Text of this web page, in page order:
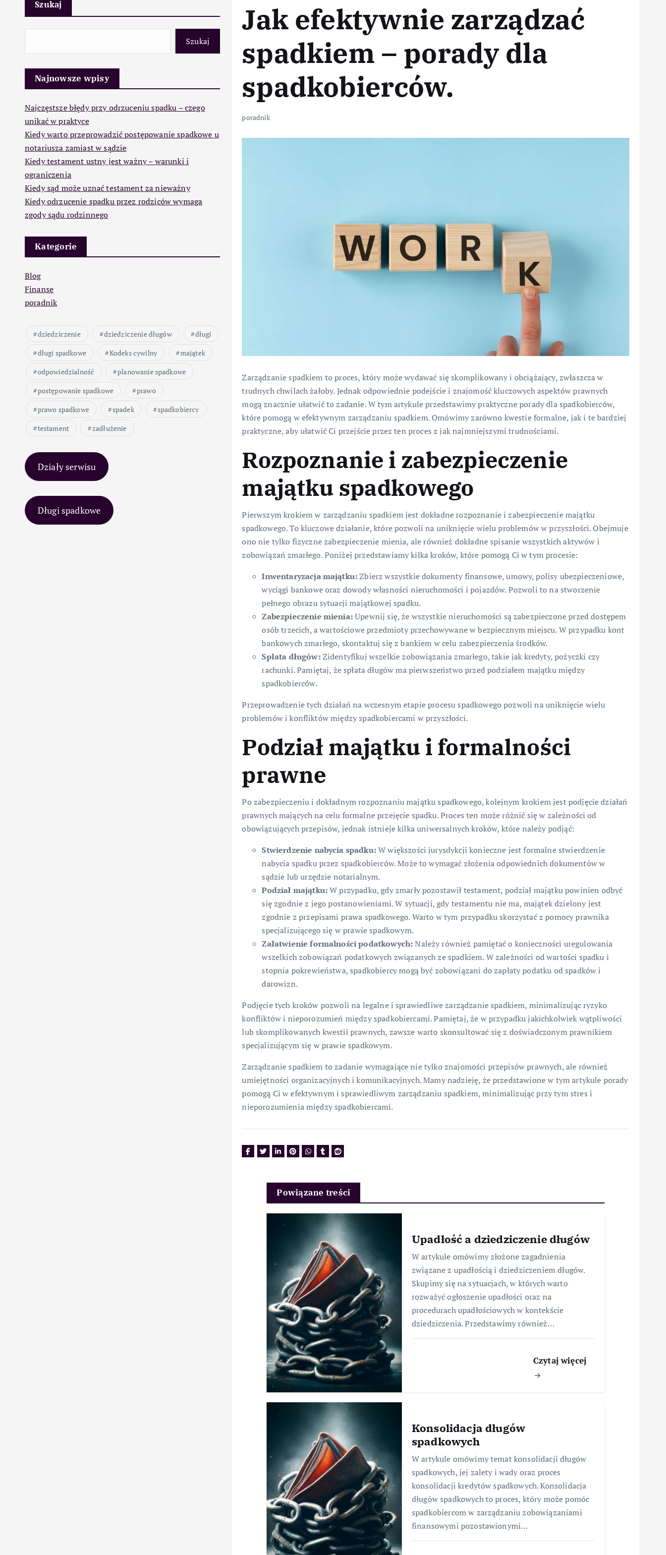
Szukaj
Szukaj
Najnowsze wpisy
Najczęstsze błędy przy odrzuceniu spadku – czego
unikać w praktyce
Kiedy warto przeprowadzić postępowanie spadkowe u
notariusza zamiast w sądzie
Kiedy testament ustny jest ważny – warunki i
ograniczenia
Kiedy sąd może uznać testament za nieważny
Kiedy odrzucenie spadku przez rodziców wymaga
zgody sądu rodzinnego
Kategorie
Blog
Finanse
poradnik
dziedziczenie dziedziczenie długów
długi
długi spadkowe
Kodeks cywilny
majątek
odpowiedzialność
planowanie spadkowe
postępowanie spadkowe
prawo
prawo spadkowe
spadek
spadkobiercy
testament
zadłużenie
Działy serwisu
Długi spadkowe
Jak efektywnie zarządzać
spadkiem – porady dla
spadkobierców.
poradnik
Zarządzanie spadkiem to proces, który może wydawać się skomplikowany i obciążający, zwłaszcza w
trudnych chwilach żałoby. Jednak odpowiednie podejście i znajomość kluczowych aspektów prawnych
mogą znacznie ułatwić to zadanie. W tym artykule przedstawimy praktyczne porady dla spadkobierców,
które pomogą w efektywnym zarządzaniu spadkiem. Omówimy zarówno kwestie formalne, jak i te bardziej
praktyczne, aby ułatwić Ci przejście przez ten proces z jak najmniejszymi trudnościami.
Rozpoznanie i zabezpieczenie
majątku spadkowego
Pierwszym krokiem w zarządzaniu spadkiem jest dokładne rozpoznanie i zabezpieczenie majątku
spadkowego. To kluczowe działanie, które pozwoli na uniknięcie wielu problemów w przyszłości. Obejmuje
ono nie tylko fizyczne zabezpieczenie mienia, ale również dokładne spisanie wszystkich aktywów i
zobowiązań zmarłego. Poniżej przedstawiamy kilka kroków, które pomogą Ci w tym procesie:
Inwentaryzacja majątku:Zbierz wszystkie dokumenty finansowe, umowy, polisy ubezpieczeniowe,
wyciągi bankowe oraz dowody własności nieruchomości i pojazdów. Pozwoli to na stworzenie
pełnego obrazu sytuacji majątkowej spadku.
Zabezpieczenie mienia:Upewnij się, że wszystkie nieruchomości są zabezpieczone przed dostępem
osób trzecich, a wartościowe przedmioty przechowywane w bezpiecznym miejscu. W przypadku kont
bankowych zmarłego, skontaktuj się z bankiem w celu zabezpieczenia środków.
Spłata długów:Zidentyfikuj wszelkie zobowiązania zmarłego, takie jak kredyty, pożyczki czy
rachunki. Pamiętaj, że spłata długów ma pierwszeństwo przed podziałem majątku między
spadkobierców.
Przeprowadzenie tych działań na wczesnym etapie procesu spadkowego pozwoli na uniknięcie wielu
problemów i konfliktów między spadkobiercami w przyszłości.
Podział majątku i formalności
prawne
Po zabezpieczeniu i dokładnym rozpoznaniu majątku spadkowego, kolejnym krokiem jest podjęcie działań
prawnych mających na celu formalne przejęcie spadku. Proces ten może różnić się w zależności od
obowiązujących przepisów, jednak istnieje kilka uniwersalnych kroków, które należy podjąć:
Stwierdzenie nabycia spadku:W większości jurysdykcji konieczne jest formalne stwierdzenie
nabycia spadku przez spadkobierców. Może to wymagać złożenia odpowiednich dokumentów w
sądzie lub urzędzie notarialnym.
Podział majątku:W przypadku, gdy zmarły pozostawił testament, podział majątku powinien odbyć
się zgodnie z jego postanowieniami. W sytuacji, gdy testamentu nie ma, majątek dzielony jest
zgodnie z przepisami prawa spadkowego. Warto w tym przypadku skorzystać z pomocy prawnika
specjalizującego się w prawie spadkowym.
Załatwienie formalności podatkowych:Należy również pamiętać o konieczności uregulowania
wszelkich zobowiązań podatkowych związanych ze spadkiem. W zależności od wartości spadku i
stopnia pokrewieństwa, spadkobiercy mogą być zobowiązani do zapłaty podatku od spadków i
darowizn.
Podjęcie tych kroków pozwoli na legalne i sprawiedliwe zarządzanie spadkiem, minimalizując ryzyko
konfliktów i nieporozumień między spadkobiercami. Pamiętaj, że w przypadku jakichkolwiek wątpliwości
lub skomplikowanych kwestii prawnych, zawsze warto skonsultować się z doświadczonym prawnikiem
specjalizującym się w prawie spadkowym.
Zarządzanie spadkiem to zadanie wymagające nie tylko znajomości przepisów prawnych, ale również
umiejętności organizacyjnych i komunikacyjnych. Mamy nadzieję, że przedstawione w tym artykule porady
pomogą Ci w efektywnym i sprawiedliwym zarządzaniu spadkiem, minimalizując przy tym stres i
nieporozumienia między spadkobiercami.
Powiązane treści
Upadłość a dziedziczenie długów
W artykule omówimy złożone zagadnienia
związane z upadłością i dziedziczeniem długów.
Skupimy się na sytuacjach, w których warto
rozważyć ogłoszenie upadłości oraz na
procedurach upadłościowych w kontekście
dziedziczenia. Przedstawimy również…
Czytaj więcej
Konsolidacja długów
spadkowych
W artykule omówimy temat konsolidacji długów
spadkowych, jej zalety i wady oraz proces
konsolidacji kredytów spadkowych. Konsolidacja
długów spadkowych to proces, który może pomóc
spadkobiercom w zarządzaniu zobowiązaniami
finansowymi pozostawionymi…